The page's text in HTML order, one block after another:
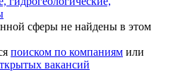
сферы не найдены в этом
поиском по компаниям или
вакансий